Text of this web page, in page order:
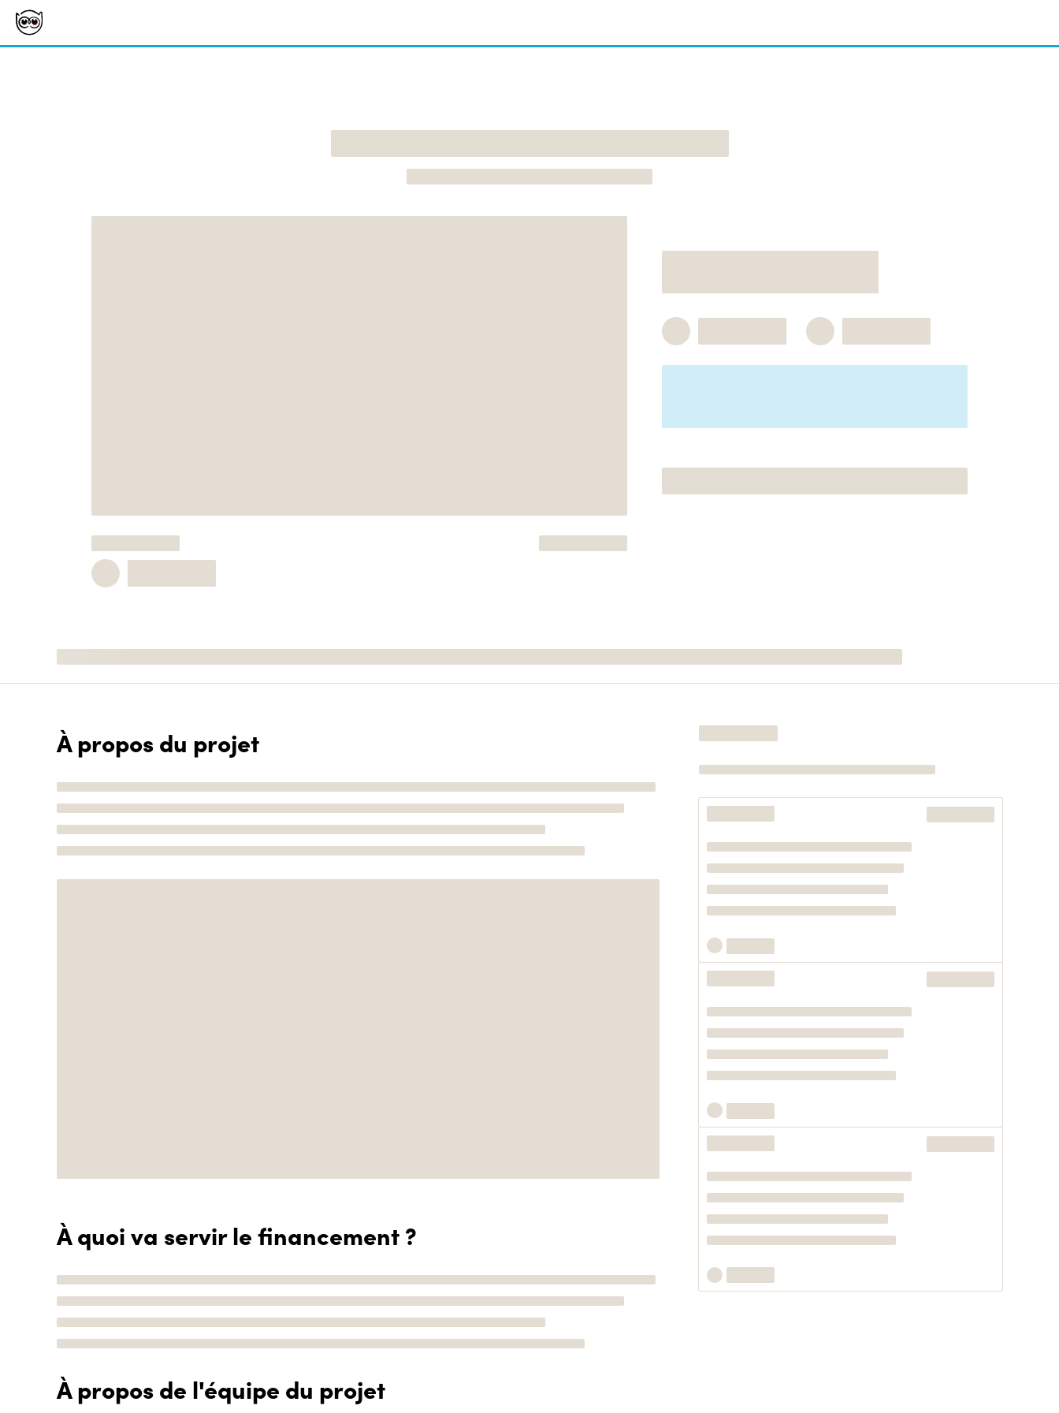
À propos du projet
À quoi va servir le financement ?
À propos de l'équipe du projet